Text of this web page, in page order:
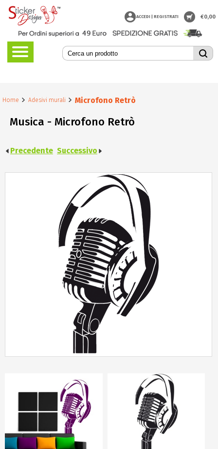
Home Adesivi murali Microfono Retrò
Musica - Microfono Retrò
Precedente Successivo
ACCEDI | REGISTRATI €0,00